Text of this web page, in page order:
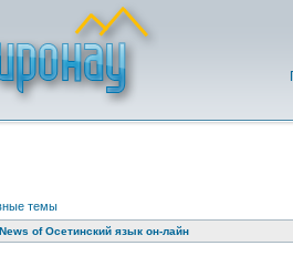
темы
News of Осетинский язык он-лайн